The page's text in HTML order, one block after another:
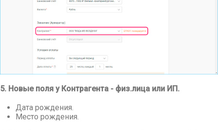
5. Новые поля у Контрагента - физ.лица или ИП.
Дата рождения.
Место рождения.